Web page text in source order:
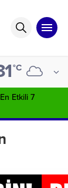
°C
Etkili 7